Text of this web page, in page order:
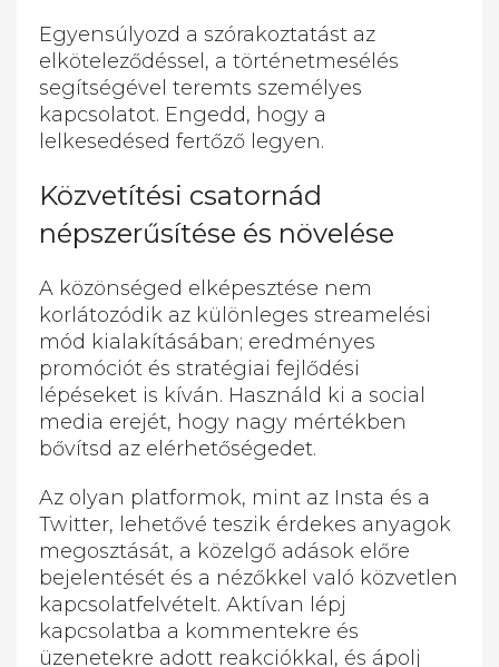
Egyensúlyozd a szórakoztatást az
elköteleződéssel, a történetmesélés
segítségével teremts személyes
kapcsolatot. Engedd, hogy a
lelkesedésed fertőző legyen.
Közvetítési csatornád
népszerűsítése és növelése
A közönséged elképesztése nem
korlátozódik az különleges streamelési
mód kialakításában; eredményes
promóciót és stratégiai fejlődési
lépéseket is kíván. Használd ki a social
media erejét, hogy nagy mértékben
bővítsd az elérhetőségedet.
Az olyan platformok, mint az Insta és a
Twitter, lehetővé teszik érdekes anyagok
megosztását, a közelgő adások előre
bejelentését és a nézőkkel való közvetlen
kapcsolatfelvételt. Aktívan lépj
kapcsolatba a kommentekre és
üzenetekre adott reakciókkal, és ápolj